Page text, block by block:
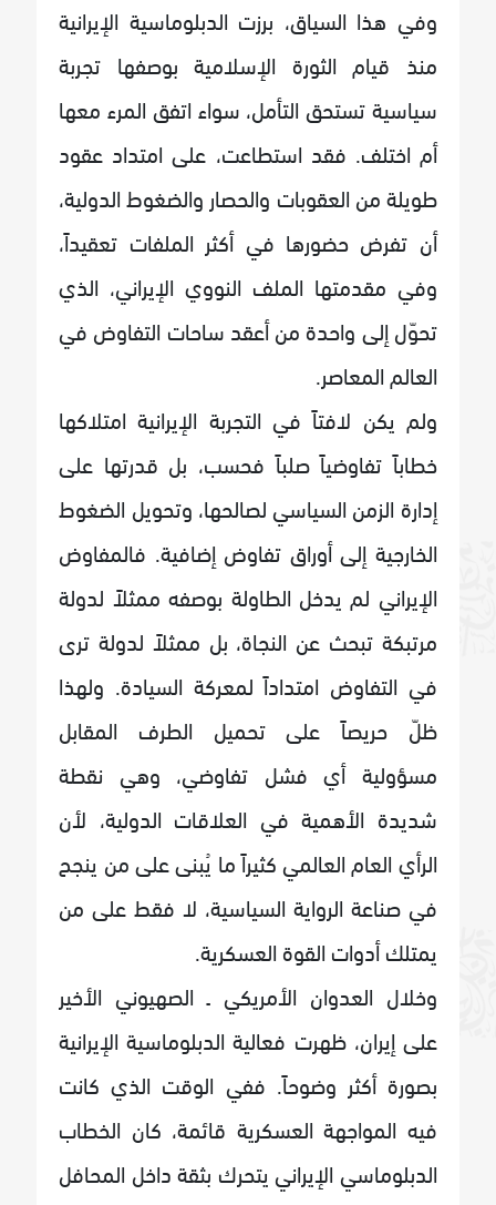
وفي هذا السياق، برزت الدبلوماسية الإيرانية
منذ قيام الثورة الإسلامية بوصفها تجربة
سياسية تستحق التأمل، سواء اتفق المرء معها
أم اختلف. فقد استطاعت، على امتداد عقود
طويلة من العقوبات والحصار والضغوط الدولية،
أن تفرض حضورها في أكثر الملفات تعقيداً،
وفي مقدمتها الملف النووي الإيراني، الذي
تحوّل إلى واحدة من أعقد ساحات التفاوض في
العالم المعاصر.
ولم يكن لافتاً في التجربة الإيرانية امتلاكها
خطاباً تفاوضياً صلباً فحسب، بل قدرتها على
إدارة الزمن السياسي لصالحها، وتحويل الضغوط
الخارجية إلى أوراق تفاوض إضافية. فالمفاوض
الإيراني لم يدخل الطاولة بوصفه ممثلاً لدولة
مرتبكة تبحث عن النجاة، بل ممثلاً لدولة ترى
في التفاوض امتداداً لمعركة السيادة. ولهذا
ظلّ حريصاً على تحميل الطرف المقابل
مسؤولية أي فشل تفاوضي، وهي نقطة
شديدة الأهمية في العلاقات الدولية، لأن
الرأي العام العالمي كثيراً ما يُبنى على من ينجح
في صناعة الرواية السياسية، لا فقط على من
يمتلك أدوات القوة العسكرية.
وخلال العدوان الأمريكي ـ الصهيوني الأخير
على إيران، ظهرت فعالية الدبلوماسية الإيرانية
بصورة أكثر وضوحاً. ففي الوقت الذي كانت
فيه المواجهة العسكرية قائمة، كان الخطاب
الدبلوماسي الإيراني يتحرك بثقة داخل المحافل